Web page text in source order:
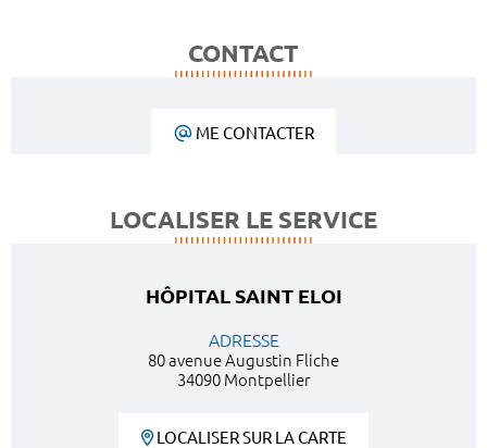
CONTACT
ME CONTACTER
LOCALISER LE SERVICE
HÔPITAL SAINT ELOI
ADRESSE
80 avenue Augustin Fliche
34090 Montpellier
LOCALISER SUR LA CARTE